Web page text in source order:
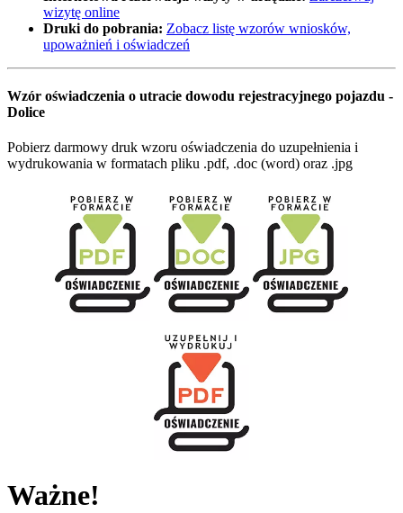
wizytę online
Druki do pobrania: Zobacz listę wzorów wniosków,
upoważnień i oświadczeń
Wzór oświadczenia o utracie dowodu rejestracyjnego pojazdu -
Dolice
Pobierz darmowy druk wzoru oświadczenia do uzupełnienia i
wydrukowania w formatach pliku .pdf, .doc (word) oraz .jpg
Ważne!